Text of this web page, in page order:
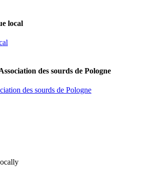
local
des sourds de Pologne
des sourds de Pologne